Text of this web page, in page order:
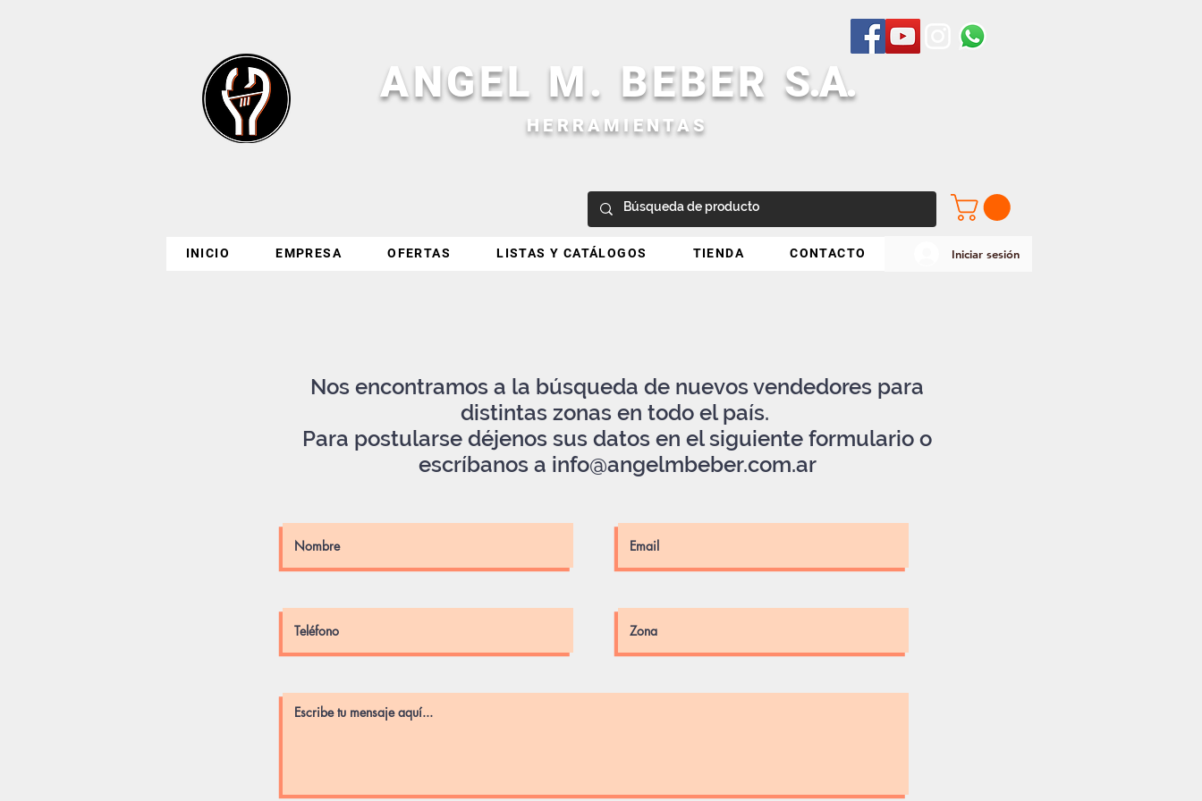
ANGEL M. BEBER S.A.
HERRAMIENTAS
INICIO EMPRESA OFERTAS LISTAS Y CATÁLOGOS TIENDA CONTACTO Iniciar sesión
Nos encontramos a la búsqueda de nuevos vendedores para
distintas zonas en todo el país.
Para postularse déjenos sus datos en el siguiente formulario o
escríbanos a info@angelmbeber.com.ar